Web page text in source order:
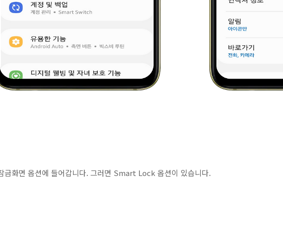
금화면 옵션에 들어갑니다. 그러면 Smart Lock 옵션이 있습니다.